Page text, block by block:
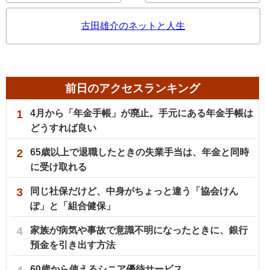
古田雄介のネットと人生
前日のアクセスランキング
1
4月から「年金手帳」が廃止。手元にある年金手帳は
どうすれば良い
2
65歳以上で退職したときの失業手当は、年金と同時
に受け取れる
3
同じ社保だけど、中身がちょっと違う「協会けん
ぽ」と「組合健保」
4
家族が病気や事故で意識不明になったときに、銀行
預金を引き出す方法